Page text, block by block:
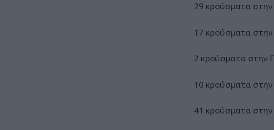
29 κρούσματα
17 κρούσματα
2 κρούσματα στην
10 κρούσματα
41 κρούσματα στην